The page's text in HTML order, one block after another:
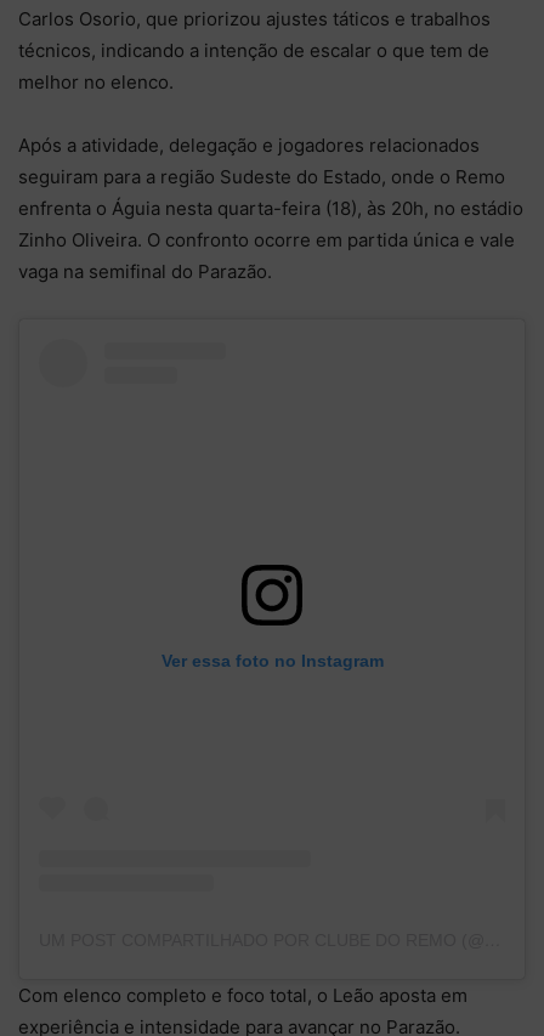
Carlos Osorio, que priorizou ajustes táticos e trabalhos
técnicos, indicando a intenção de escalar o que tem de
melhor no elenco.
Após a atividade, delegação e jogadores relacionados
seguiram para a região Sudeste do Estado, onde o Remo
enfrenta o Águia nesta quarta-feira (18), às 20h, no estádio
Zinho Oliveira. O confronto ocorre em partida única e vale
vaga na semifinal do Parazão.
Ver essa foto no Instagram
Com elenco completo e foco total, o Leão aposta em
experiência e intensidade para avançar no Parazão.